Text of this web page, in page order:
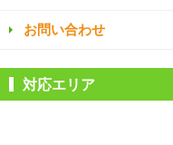
お問い合わせ
対応エリア